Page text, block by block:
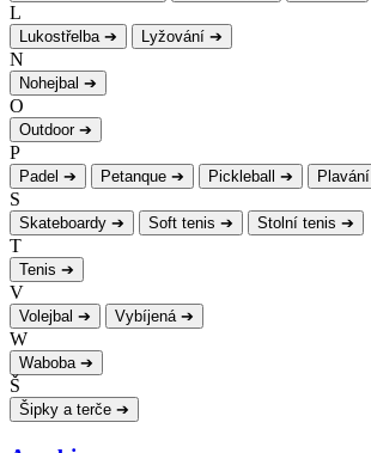
L
Lukostřelba ➔ Lyžování ➔
N
Nohejbal ➔
O
Outdoor ➔
P
Padel ➔ Petanque ➔ Pickleball ➔ Plavání
S
Skateboardy ➔ Soft tenis ➔ Stolní tenis ➔
T
Tenis ➔
V
Volejbal ➔ Vybíjená ➔
W
Waboba ➔
Š
Šipky a terče ➔